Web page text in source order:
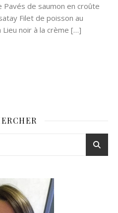
de saumon en croûte
Filet de poisson au
noir à la crème […]